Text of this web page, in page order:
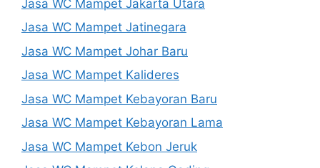
Jasa WC Mampet Jakarta Utara
Jasa WC Mampet Jatinegara
Jasa WC Mampet Johar Baru
Jasa WC Mampet Kalideres
Jasa WC Mampet Kebayoran Baru
Jasa WC Mampet Kebayoran Lama
Jasa WC Mampet Kebon Jeruk